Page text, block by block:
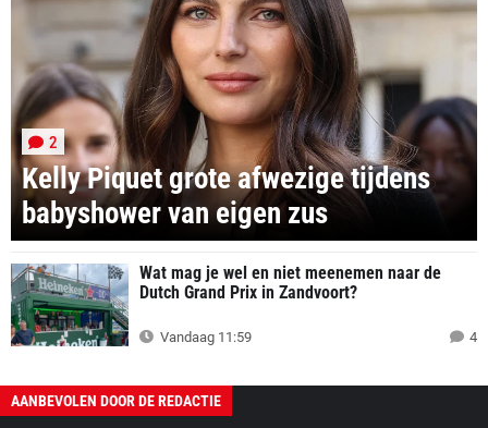
Kelly Piquet grote afwezige tijdens
babyshower van eigen zus
2
Wat mag je wel en niet meenemen naar de
Dutch Grand Prix in Zandvoort?
Vandaag 11:59 4
AANBEVOLEN DOOR DE REDACTIE